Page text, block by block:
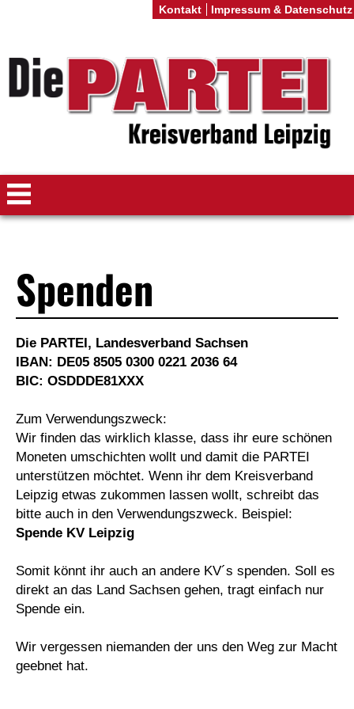
Spenden
Die PARTEI, Landesverband Sachsen
IBAN: DE05 8505 0300 0221 2036 64
BIC: OSDDDE81XXX
Zum Verwendungszweck:
Wir finden das wirklich klasse, dass ihr eure schönen
Moneten umschichten wollt und damit die PARTEI
unterstützen möchtet. Wenn ihr dem Kreisverband
Leipzig etwas zukommen lassen wollt, schreibt das
bitte auch in den Verwendungszweck. Beispiel:
Spende KV Leipzig
Somit könnt ihr auch an andere KV´s spenden. Soll es
direkt an das Land Sachsen gehen, tragt einfach nur
Spende ein.
Wir vergessen niemanden der uns den Weg zur Macht
geebnet hat.
Kontakt Impressum & Datenschutz